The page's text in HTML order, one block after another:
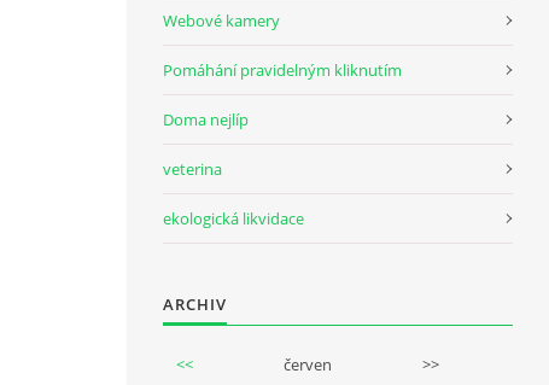
Webové kamery
Pomáhání pravidelným kliknutím
Doma nejlíp
veterina
ekologická likvidace
ARCHIV
<< červen
>>